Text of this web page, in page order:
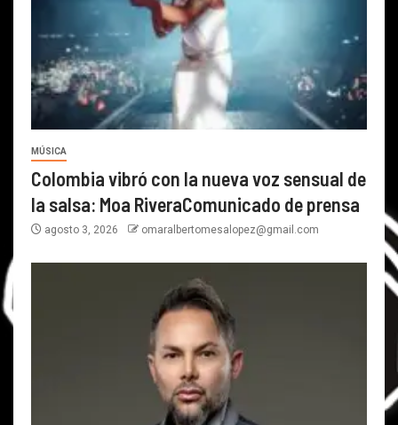
MÚSICA
Colombia vibró con la nueva voz sensual de
la salsa: Moa RiveraComunicado de prensa
agosto 3, 2026 omaralbertomesalopez@gmail.com